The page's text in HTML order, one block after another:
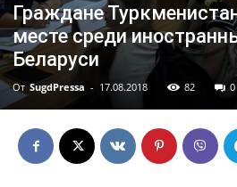
Граждане
месте среди
Беларуси
От SugdPressa - 17.08.2018 82 0